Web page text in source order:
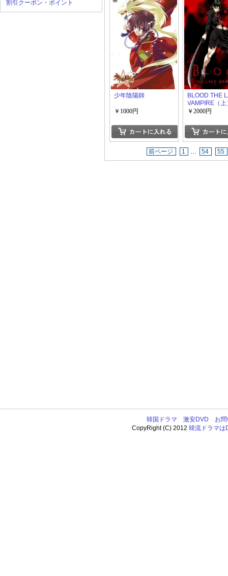
割引クーポン・ポイント
少年陰陽師
￥1000円
BLOOD THE
VAMPIRE（上
￥2000円
前ページ 1 … 54 55
韓国ドラマ 激安DVD
お
CopyRight (C) 2012韓流ドラマは